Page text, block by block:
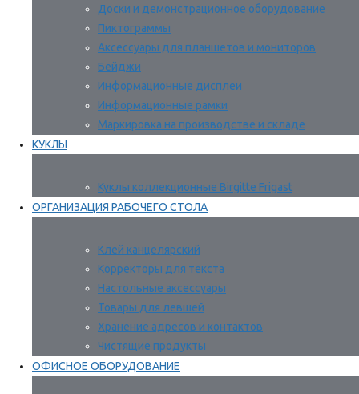
Доски и демонстрационное оборудование
Пиктограммы
Аксессуары для планшетов и мониторов
Бейджи
Информационные дисплеи
Информационные рамки
Маркировка на производстве и складе
КУКЛЫ
Куклы коллекционные Birgitte Frigast
ОРГАНИЗАЦИЯ РАБОЧЕГО СТОЛА
Клей канцелярский
Корректоры для текста
Настольные аксессуары
Товары для левшей
Хранение адресов и контактов
Чистящие продукты
ОФИСНОЕ ОБОРУДОВАНИЕ